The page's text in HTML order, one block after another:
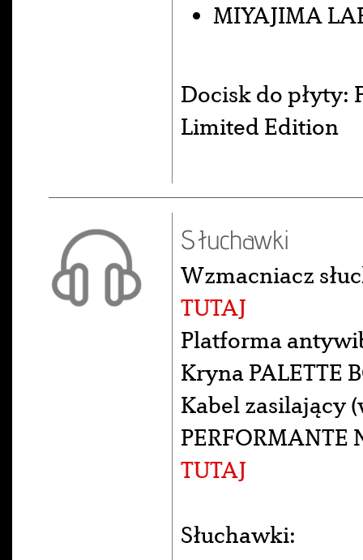
MIYAJIMA
Docisk do płyty:
Limited Edition
Słuchawki
Wzmacniacz
TUTAJ
Platforma
Kryna PALETTE
Kabel zasilający
TUTAJ
Słuchawki: